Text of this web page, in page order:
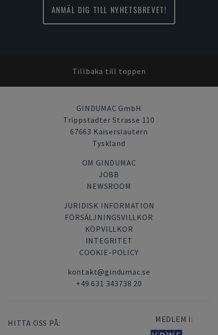
ANMÄL DIG TILL NYHETSBREVET!
Tillbaka till toppen
GINDUMAC GmbH
Trippstadter Strasse 110
67663 Kaiserslautern
Tyskland
OM GINDUMAC
JOBB
NEWSROOM
JURIDISK INFORMATION
FÖRSÄLJNINGSVILLKOR
KÖPVILLKOR
INTEGRITET
COOKIE-POLICY
kontakt@gindumac.se
+49 631 343738 20
HITTA OSS PÅ: MEDLEM I: